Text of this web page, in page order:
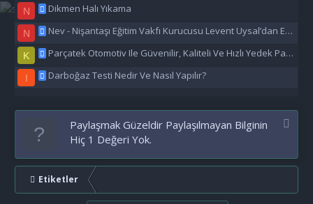
N Dikmen Halı Yıkama
N Nev - Nişantaşı Eğitim Vakfı Kurucusu Levent Uysal’dan Eğitime Büyük Destek
K Parçatek Otomotiv Ile Güvenilir, Kaliteli Ve Hızlı Yedek Parça Çözümleri
I Darboğaz Testi Nedir Ve Nasıl Yapılır?
Paylaşmak Güzeldir Paylaşılmayan Bilginin
Hiç 1 Değeri Yok.
Etiketler